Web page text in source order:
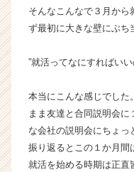
ウ
ト
届
活
サ
イ
ト
チ
そんなこんなで３月から
ず最初に大きな壁にぶち
”就活ってなにすればいい
本当にこんな感じでした
まま友達と合同説明会
な会社の説明会にちょっ
振り返るとこの１か月間
就活を始める時期は正直